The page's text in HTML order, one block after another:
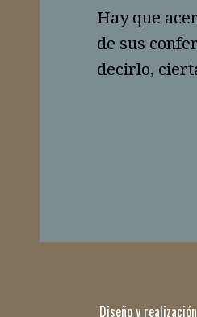
Hay que
de sus
decirlo,
Diseño y